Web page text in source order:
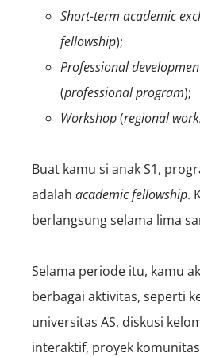
Short-term academic
fellowship);
Professional
(professionalprogram);
Workshop(regional
Buat kamu si anak S1,
adalah academicfellowship.
berlangsung selama lima
Selama periode itu, kamu
berbagai aktivitas, seperti
universitas AS, diskusi
interaktif, proyek